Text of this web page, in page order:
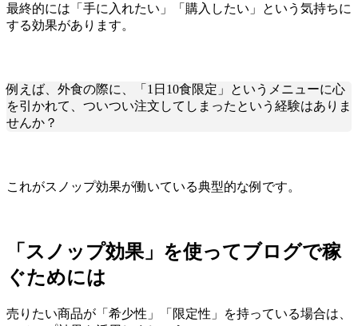
最終的には「手に入れたい」「購入したい」という気持ちに
する効果があります。
例えば、外食の際に、「1日10食限定」というメニューに心
を引かれて、ついつい注文してしまったという経験はありま
せんか？
これがスノップ効果が働いている典型的な例です。
「スノップ効果」を使ってブログで稼
ぐためには
売りたい商品が「希少性」「限定性」を持っている場合は、